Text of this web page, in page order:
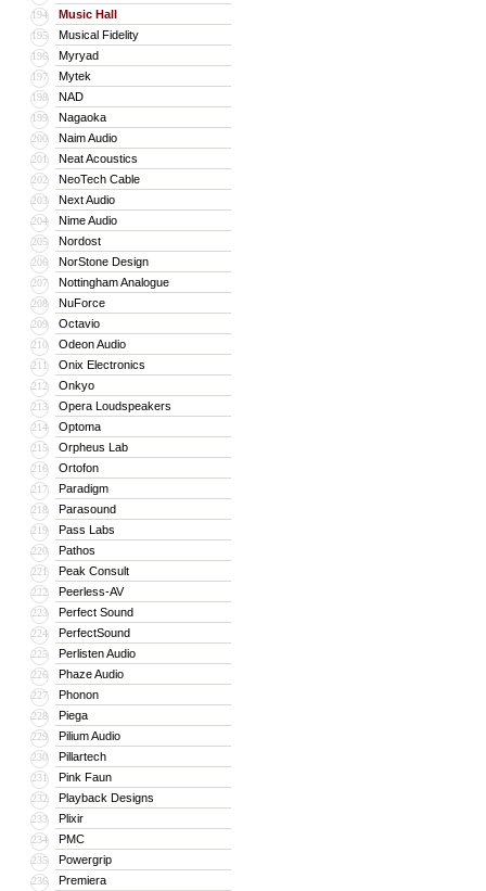
194 Music Hall
195 Musical Fidelity
196 Myryad
197 Mytek
198 NAD
199 Nagaoka
200 Naim Audio
201 Neat Acoustics
202 NeoTech Cable
203 Next Audio
204 Nime Audio
205 Nordost
206 NorStone Design
207 Nottingham Analogue
208 NuForce
209 Octavio
210 Odeon Audio
211 Onix Electronics
212 Onkyo
213 Opera Loudspeakers
214 Optoma
215 Orpheus Lab
216 Ortofon
217 Paradigm
218 Parasound
219 Pass Labs
220 Pathos
221 Peak Consult
222 Peerless-AV
223 Perfect Sound
224 PerfectSound
225 Perlisten Audio
226 Phaze Audio
227 Phonon
228 Piega
229 Pilium Audio
230 Pillartech
231 Pink Faun
232 Playback Designs
233 Plixir
234 PMC
235 Powergrip
236 Premiera